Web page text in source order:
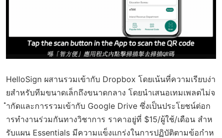
HelloSign ผสานรวมเข้ากับ Dropbox โดยเน้นที่ความเรียบง่า
ยสำหรับทีมขนาดเล็กถึงขนาดกลาง โดยนำเสนอเทมเพลตไม่จ
ำกัดและการรวมเข้ากับ Google Drive ซึ่งเป็นประโยชน์ต่อก
ารทำงานร่วมกันทางวิชาการ ราคาอยู่ที่ $15/ผู้ใช้/เดือน สำห
รับแผน Essentials มีความแข็งแกร่งในการปฏิบัติตามข้อกำห